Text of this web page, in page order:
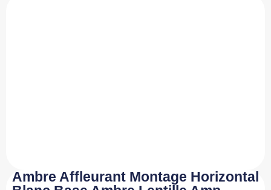
Ambre Affleurant Montage Horizontal